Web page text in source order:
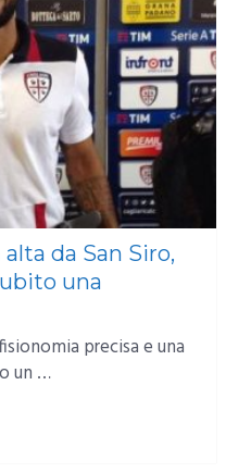
da San Siro,
una
precisa e una
un …